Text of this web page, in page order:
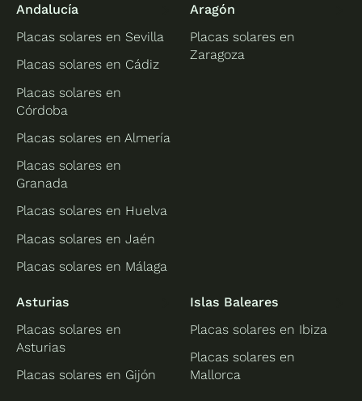
Andalucía
Placas solares en Sevilla
Placas solares en Cádiz
Placas solares en
Córdoba
Placas solares en Almería
Placas solares en
Granada
Placas solares en Huelva
Placas solares en Jaén
Placas solares en Málaga
Aragón
Placas solares en
Zaragoza
Asturias
Placas solares en
Asturias
Placas solares en Gijón
Islas Baleares
Placas solares en Ibiza
Placas solares en
Mallorca